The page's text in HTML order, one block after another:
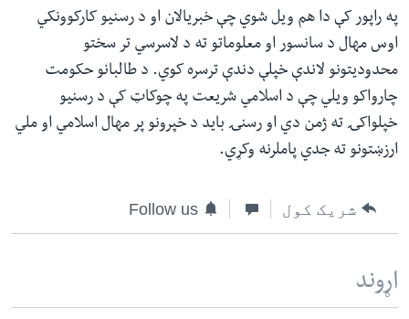
په راپور کې دا هم ویل شوي چې خبریالان او د رسنیو کارکوونکي
اوس مهال د سانسور او معلوماتو ته د لاسرسي تر سختو
محدودیتونو لاندې خپلې دندې ترسره کوي. د طالبانو حکومت
چارواکو ویلي چې د اسلامي شریعت په چوکاټ کې د رسنیو
خپلواکۍ ته ژمن دي او رسنۍ باید د خپرونو پر مهال اسلامي او ملي
ارزښتونو ته جدي پاملرنه وکړي.
شریک کول Follow us
اړوند